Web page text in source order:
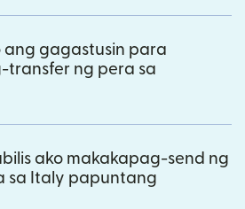
ang gagastusin para
transfer ng pera sa
ako makakapag-send ng
sa Italy papuntang